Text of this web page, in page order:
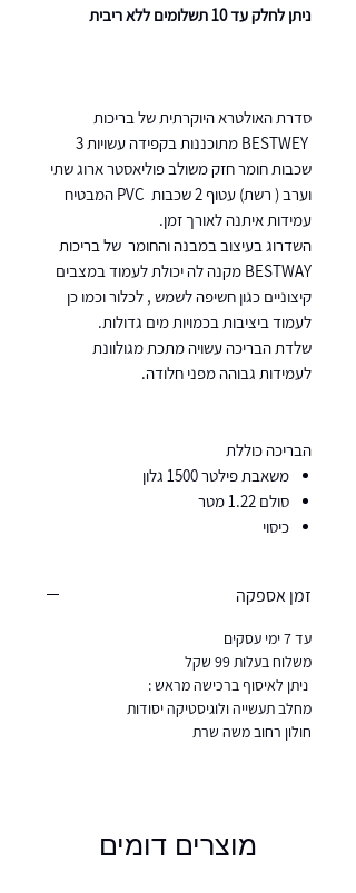
ניתן לחלק עד 10 תשלומים ללא ריבית
סדרת האולטרא היוקרתית של בריכות
BESTWEY מתוכננות בקפידה עשויות 3
שכבות חומר חזק משולב פוליאסטר ארוג שתי
וערב ( רשת) עטוף 2 שכבות PVC המבטיח
עמידות איתנה לאורך זמן.
השדרוג בעיצוב במבנה והחומר של בריכות
BESTWAY מקנה לה יכולת לעמוד במצבים
קיצוניים כגון חשיפה לשמש , לכלור וכמו כן
לעמוד ביציבות בכמויות מים גדולות.
שלדת הבריכה עשויה מתכת מגולוונת
לעמידות גבוהה מפני חלודה.
הבריכה כוללת
משאבת פילטר 1500 גלון
סולם 1.22 מטר
כיסוי
זמן אספקה
עד 7 ימי עסקים
משלוח בעלות 99 שקל
ניתן לאיסוף ברכישה מראש :
מחלב תעשייה ולוגיסטיקה יסודות
חולון רחוב משה שרת
מוצרים דומים